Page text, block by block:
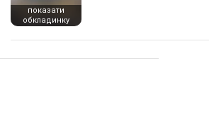
показати
обкладинку